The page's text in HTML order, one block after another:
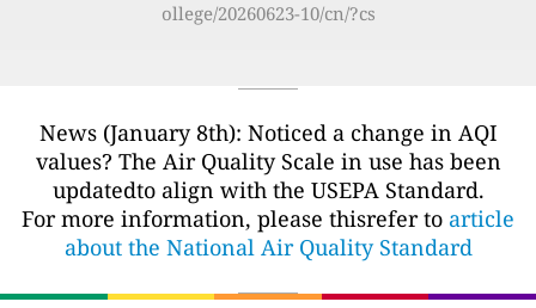
ollege/20260623-10/cn/?cs
News (January 8th): Noticed a change in AQI
values? The Air Quality Scale in use has been
updatedto align with the USEPA Standard.
For more information, please thisrefer to article
about the National Air Quality Standard